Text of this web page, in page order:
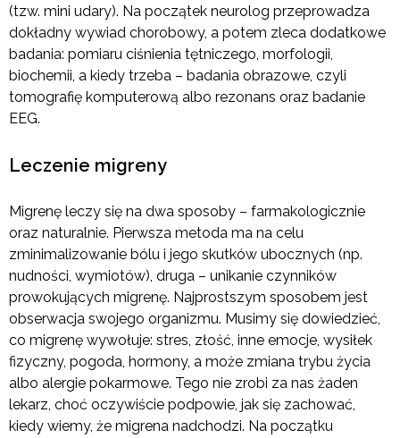
(tzw. mini udary). Na początek neurolog przeprowadza
dokładny wywiad chorobowy, a potem zleca dodatkowe
badania: pomiaru ciśnienia tętniczego, morfologii,
biochemii, a kiedy trzeba – badania obrazowe, czyli
tomografię komputerową albo rezonans oraz badanie
EEG.
Leczenie migreny
Migrenę leczy się na dwa sposoby – farmakologicznie
oraz naturalnie. Pierwsza metoda ma na celu
zminimalizowanie bólu i jego skutków ubocznych (np.
nudności, wymiotów), druga – unikanie czynników
prowokujących migrenę. Najprostszym sposobem jest
obserwacja swojego organizmu. Musimy się dowiedzieć,
co migrenę wywołuje: stres, złość, inne emocje, wysiłek
fizyczny, pogoda, hormony, a może zmiana trybu życia
albo alergie pokarmowe. Tego nie zrobi za nas żaden
lekarz, choć oczywiście podpowie, jak się zachować,
kiedy wiemy, że migrena nadchodzi. Na początku